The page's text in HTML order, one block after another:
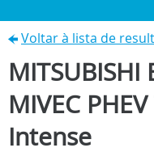
Voltar à lista de
MITSUBISHI
MIVEC
Intense